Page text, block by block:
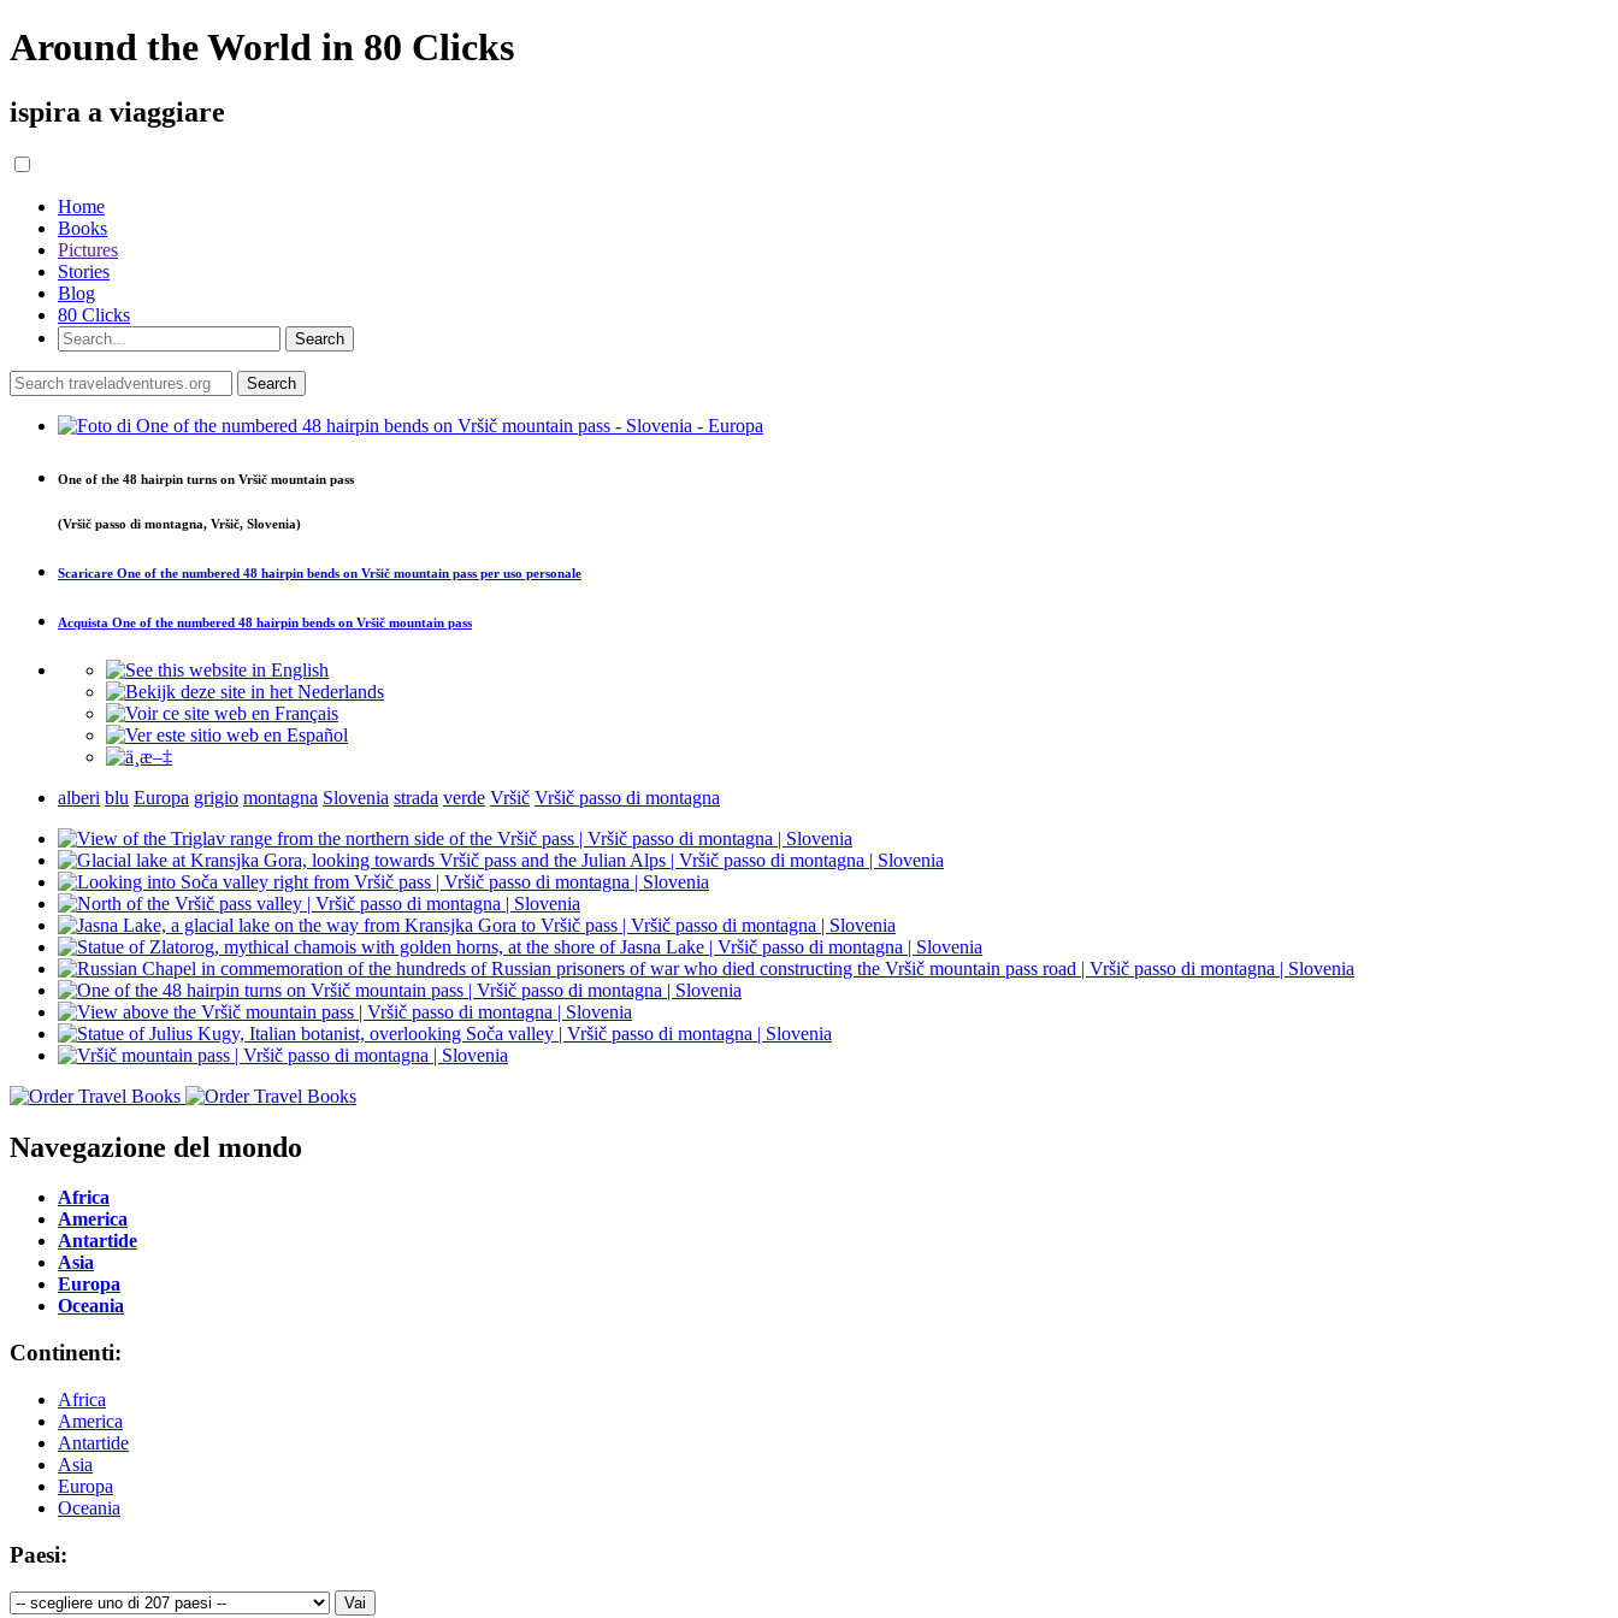
Around the World in 80 Clicks
ispira a viaggiare
Home
Books
Pictures
Stories
Blog
80 Clicks
One of the 48 hairpin turns on Vršič mountain pass
(Vršič passo di montagna, Vršič, Slovenia)
Scaricare One of the numbered 48 hairpin bends on Vršič mountain pass per uso personale
Acquista One of the numbered 48 hairpin bends on Vršič mountain pass
alberi blu Europa grigio montagna Slovenia strada verde Vršič Vršič passo di montagna
Navegazione del mondo
Africa
America
Antartide
Asia
Europa
Oceania
Continenti:
Africa
America
Antartide
Asia
Europa
Oceania
Paesi: